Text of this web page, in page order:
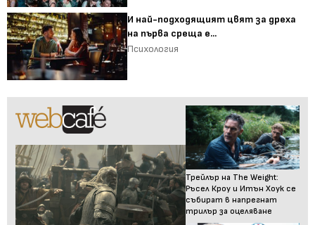
И най-подходящият цвят за дреха
на първа среща е...
Психология
Трейлър на The Weight:
Ръсел Кроу и Итън Хоук се
събират в напрегнат
трилър за оцеляване